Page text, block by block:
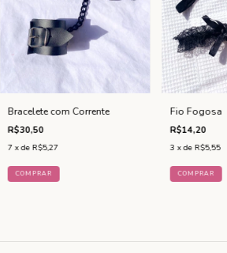
Bracelete com Corrente
R$30,50
7 x de R$5,27
Fio Fogosa
R$14,20
3 x de R$5,55
COMPRAR